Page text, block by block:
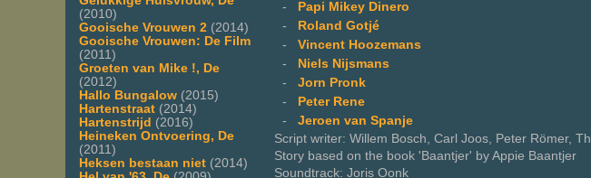
(2010)
Gooische Vrouwen 2 (2014)
Gooische Vrouwen: De Film
(2011)
Groeten van Mike !, De
(2012)
Hallo Bungalow (2015)
Hartenstraat (2014)
Hartenstrijd (2016)
Heineken Ontvoering, De
(2011)
Heksen bestaan niet (2014)
-
Papi Mikey Dinero
-
Roland Gotjé
- Vincent Hoozemans
-
Niels Nijsmans
- Jorn Pronk
-
Peter Rene
- Jeroen van Spanje
Script writer: Willem Bosch, Carl Joos, Peter Römer, Th
Story based on the book 'Baantjer' by Appie Baantjer
Soundtrack: Joris Oonk